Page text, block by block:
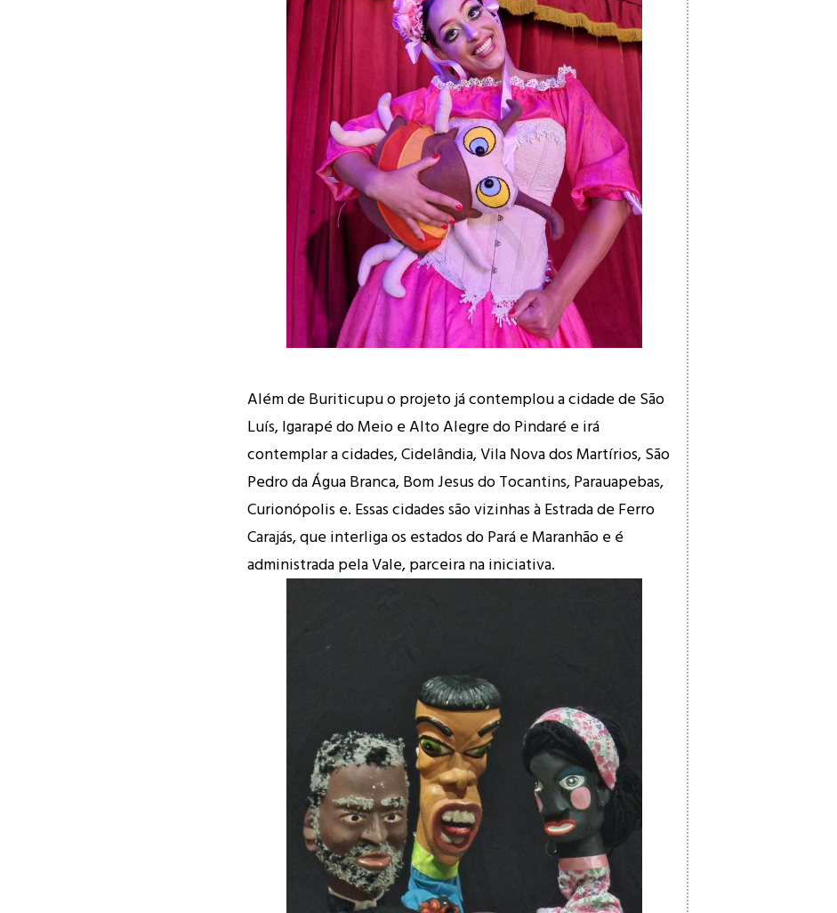
Além de Buriticupu o projeto já contemplou a cidade de São
Luís, Igarapé do Meio e Alto Alegre do Pindaré e irá
contemplar a cidades, Cidelândia, Vila Nova dos Martírios, São
Pedro da Água Branca, Bom Jesus do Tocantins, Parauapebas,
Curionópolis e. Essas cidades são vizinhas à Estrada de Ferro
Carajás, que interliga os estados do Pará e Maranhão e é
administrada pela Vale, parceira na iniciativa.